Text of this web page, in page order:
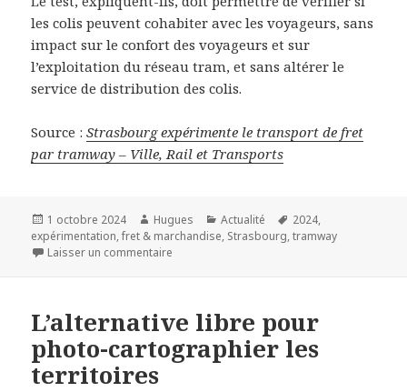
les colis peuvent cohabiter avec les voyageurs, sans
impact sur le confort des voyageurs et sur
l’exploitation du réseau tram, et sans altérer le
service de distribution des colis.
Source :Strasbourg expérimente le transport de fret
par tramway – Ville, Rail et Transports
Publié
le
1 octobre 2024 Auteur
Hugues Catégories
Actualité
Mots-
clés
2024,
expérimentation,fret & marchandise, Strasbourg,tramway
Laisser un commentaire
L’alternative libre pour
photo-cartographier les
territoires